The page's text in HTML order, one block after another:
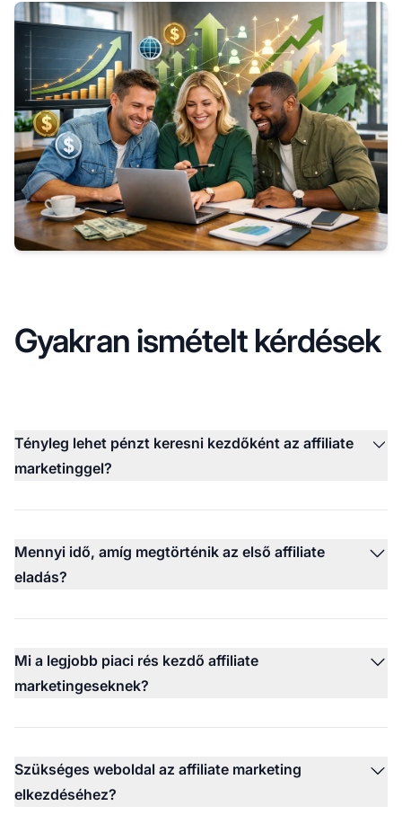
Gyakran ismételt kérdések
Tényleg lehet pénzt keresni kezdőként az affiliate
marketinggel?
Mennyi idő, amíg megtörténik az első affiliate
eladás?
Mi a legjobb piaci rés kezdő affiliate
marketingeseknek?
Szükséges weboldal az affiliate marketing
elkezdéséhez?